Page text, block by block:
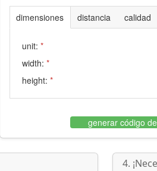
dimensiones distancia calidad
unit: *
width: *
height: *
generar código
4.